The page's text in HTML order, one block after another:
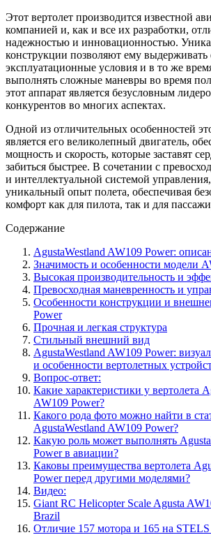
Этот вертолет производится известной
компанией и, как и все их разработки,
надежностью и инновационностью.
конструкции позволяют ему выдерживать
эксплуатационные условия и в то же
выполнять сложные маневры во время
этот аппарат является безусловным
конкурентов во многих аспектах.
Одной из отличительных особенностей
является его великолепный двигатель,
мощность и скорость, которые заставят
забиться быстрее. В сочетании с
и интеллектуальной системой
уникальный опыт полета, обеспечивая
комфорт как для пилота, так и для
Содержание
AgustaWestland AW109 Power:
Значимость и особенности модели
Высокая производительность и
Превосходная маневренность и
Особенности конструкции и
Power
Прочная и легкая структура
Стильный внешний вид
AgustaWestland AW109 Power:
и особенности вертолетных
Вопрос-ответ:
Какие характеристики у вертолета
AW109 Power?
Какого рода фото можно найти в
AgustaWestland AW109 Power?
Какую роль может выполнять
Power в авиации?
Каковы преимущества вертолета
Power перед другими моделями?
Видео:
Giant RC Helicopter Scale Agusta
Brazil
Отличие 157 мотора и 165 на